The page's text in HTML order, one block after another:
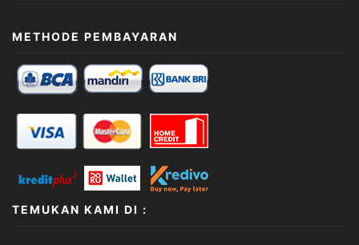
METHODE PEMBAYARAN
TEMUKAN KAMI DI :